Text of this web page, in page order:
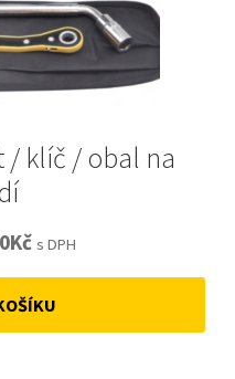
/ klíč / obal na
KčCurrent
price
is:
s DPH